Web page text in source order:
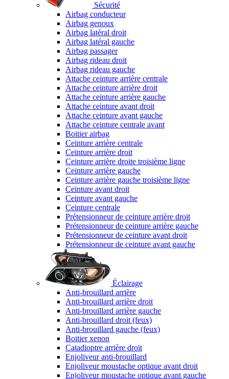
Sécurité
Airbag conducteur
Airbag genoux
Airbag latéral droit
Airbag latéral gauche
Airbag passager
Airbag rideau droit
Airbag rideau gauche
Attache ceinture arrière centrale
Attache ceinture arrière droit
Attache ceinture arrière gauche
Attache ceinture avant droit
Attache ceinture avant gauche
Attache ceinture centrale avant
Boitier airbag
Ceinture arrière centrale
Ceinture arrière droit
Ceinture arrière droite troisième ligne
Ceinture arrière gauche
Ceinture arrière gauche troisième ligne
Ceinture avant droit
Ceinture avant gauche
Ceinture centrale
Prétensionneur de ceinture arrière droit
Prétensionneur de ceinture arrière gauche
Prétensionneur de ceinture avant droit
Prétensionneur de ceinture avant gauche
Éclairage
Anti-brouillard arrière
Anti-brouillard arrière droit
Anti-brouillard arrière gauche
Anti-brouillard droit (feux)
Anti-brouillard gauche (feux)
Boitier xenon
Catadioptre arrière droit
Enjoliveur anti-brouillard
Enjoliveur moustache optique avant droit
Enjoliveur moustache optique avant gauche